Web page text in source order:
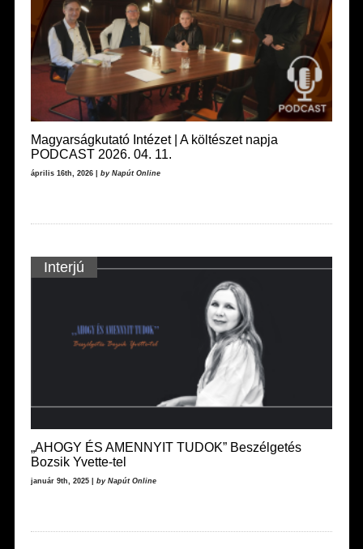
Magyarságkutató Intézet | A költészet napja
PODCAST 2026. 04. 11.
április 16th, 2026 | by Napút Online
Interjú
„AHOGY ÉS AMENNYIT TUDOK” Beszélgetés
Bozsik Yvette-tel
január 9th, 2025 | by Napút Online